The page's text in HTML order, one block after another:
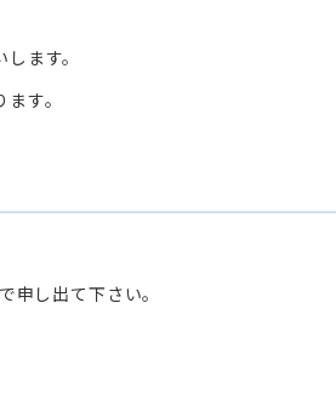
ます。
す。
し出て下さい。